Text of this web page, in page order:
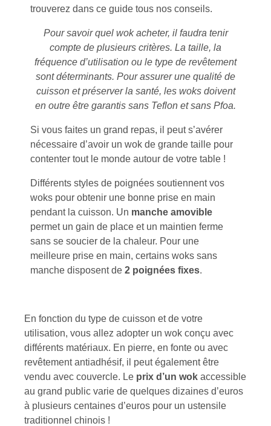
trouverez dans ce guide tous nos conseils.
Pour savoir quel wok acheter, il faudra tenir
compte de plusieurs critères. La taille, la
fréquence d’utilisation ou le type de revêtement
sont déterminants. Pour assurer une qualité de
cuisson et préserver la santé, les woks doivent
en outre être garantis sans Teflon et sans Pfoa.
Si vous faites un grand repas, il peut s’avérer
nécessaire d’avoir un wok de grande taille pour
contenter tout le monde autour de votre table !
Différents styles de poignées soutiennent vos
woks pour obtenir une bonne prise en main
pendant la cuisson. Un manche amovible
permet un gain de place et un maintien ferme
sans se soucier de la chaleur. Pour une
meilleure prise en main, certains woks sans
manche disposent de 2 poignées fixes.
En fonction du type de cuisson et de votre
utilisation, vous allez adopter un wok conçu avec
différents matériaux. En pierre, en fonte ou avec
revêtement antiadhésif, il peut également être
vendu avec couvercle. Le prix d’un wok accessible
au grand public varie de quelques dizaines d’euros
à plusieurs centaines d’euros pour un ustensile
traditionnel chinois !